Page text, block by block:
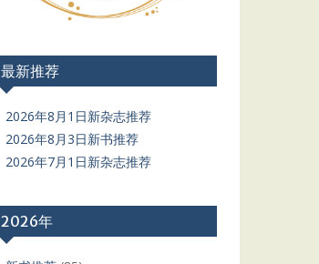
最新推荐
2026年8月1日新杂志推荐
2026年8月3日新书推荐
2026年7月1日新杂志推荐
2026年